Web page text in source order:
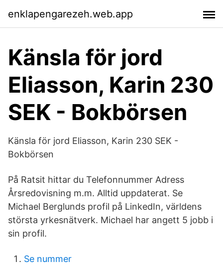
enklapengarezeh.web.app
Känsla för jord
Eliasson, Karin 230
SEK - Bokbörsen
Känsla för jord Eliasson, Karin 230 SEK -
Bokbörsen
På Ratsit hittar du Telefonnummer Adress
Årsredovisning m.m. Alltid uppdaterat. Se
Michael Berglunds profil på LinkedIn, världens
största yrkesnätverk. Michael har angett 5 jobb i
sin profil.
Se nummer